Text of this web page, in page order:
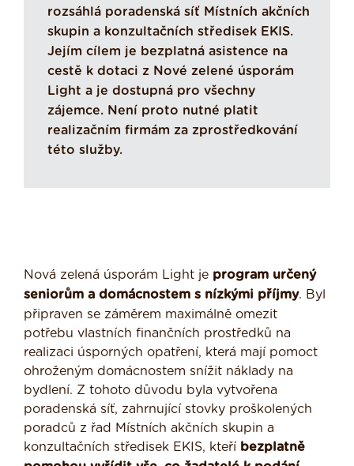
rozsáhlá poradenská síť Místních akčních
skupin a konzultačních středisek EKIS.
Jejím cílem je bezplatná asistence na
cestě k dotaci z Nové zelené úsporám
Light a je dostupná pro všechny
zájemce. Není proto nutné platit
realizačním firmám za zprostředkování
této služby.
Nová zelená úsporám Light je program určený
seniorům a domácnostem s nízkými příjmy. Byl
připraven se záměrem maximálně omezit
potřebu vlastních finančních prostředků na
realizaci úsporných opatření, která mají pomoct
ohroženým domácnostem snížit náklady na
bydlení. Z tohoto důvodu byla vytvořena
poradenská síť, zahrnující stovky proškolených
poradců z řad Místních akčních skupin a
konzultačních středisek EKIS, kteří bezplatně